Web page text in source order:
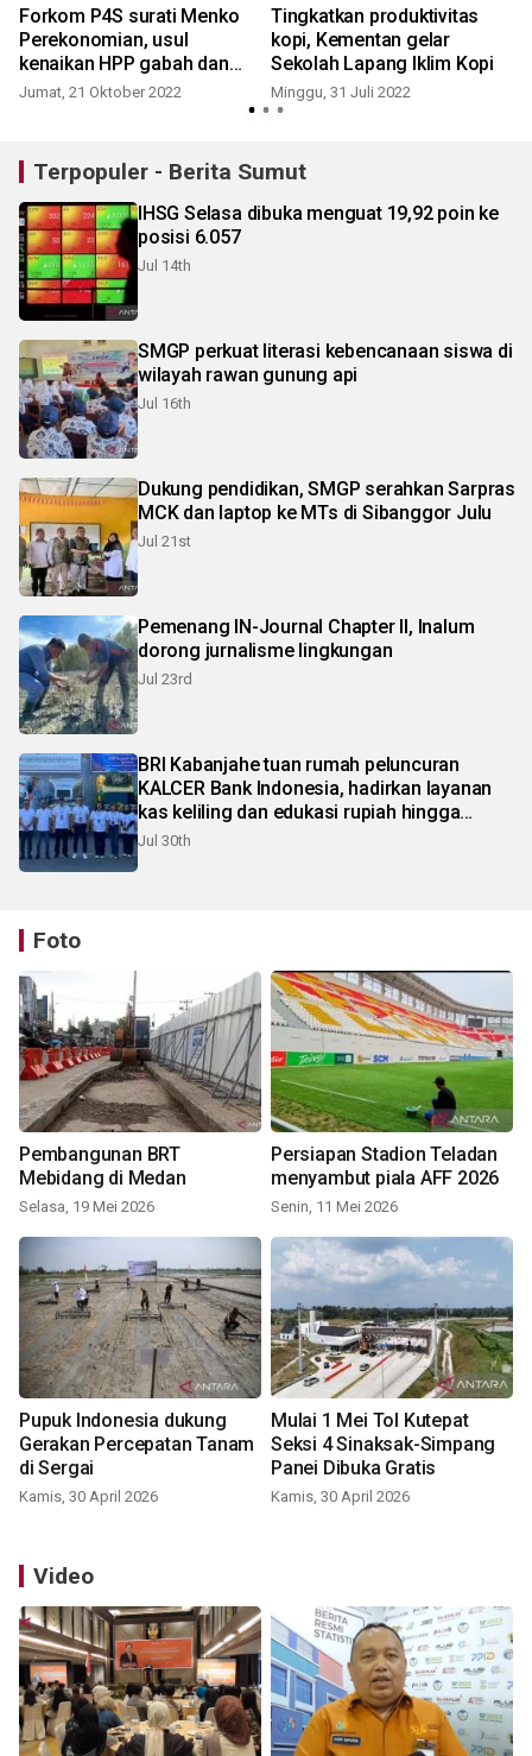
Forkom P4S surati Menko
Perekonomian, usul
kenaikan HPP gabah dan
beras
Jumat, 21 Oktober 2022
Tingkatkan produktivitas
kopi, Kementan gelar
Sekolah Lapang Iklim Kopi
Minggu, 31 Juli 2022
Terpopuler - Berita Sumut
IHSG Selasa dibuka menguat 19,92 poin ke
posisi 6.057
Jul 14th
SMGP perkuat literasi kebencanaan siswa di
wilayah rawan gunung api
Jul 16th
Dukung pendidikan, SMGP serahkan Sarpras
MCK dan laptop ke MTs di Sibanggor Julu
Jul 21st
Pemenang IN-Journal Chapter II, Inalum
dorong jurnalisme lingkungan
Jul 23rd
BRI Kabanjahe tuan rumah peluncuran
KALCER Bank Indonesia, hadirkan layanan
kas keliling dan edukasi rupiah hingga
pelosok Karo
Jul 30th
Foto
Pembangunan BRT
Mebidang di Medan
Selasa, 19 Mei 2026
Persiapan Stadion Teladan
menyambut piala AFF 2026
Senin, 11 Mei 2026
Pupuk Indonesia dukung
Gerakan Percepatan Tanam
di Sergai
Kamis, 30 April 2026
Mulai 1 Mei Tol Kutepat
Seksi 4 Sinaksak-Simpang
Panei Dibuka Gratis
Kamis, 30 April 2026
Video